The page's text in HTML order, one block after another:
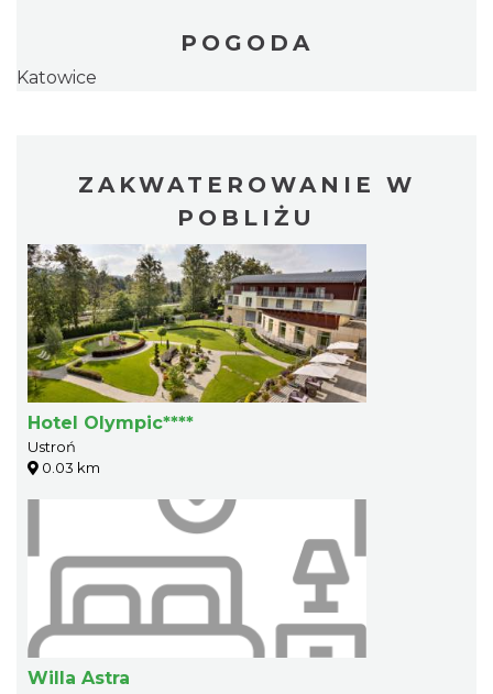
POGODA
Katowice
ZAKWATEROWANIE W
POBLIŻU
Hotel Olympic****
Ustroń
0.03 km
Willa Astra